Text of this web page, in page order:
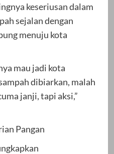
keseriusan dalam
sejalan dengan
menuju kota
mau jadi kota
dibiarkan, malah
janji, tapi aksi,”
Pangan